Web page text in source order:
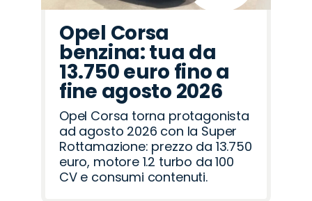
Opel Corsa
benzina: tua da
13.750 euro fino a
fine agosto 2026
Opel Corsa torna protagonista
ad agosto 2026 con la Super
Rottamazione: prezzo da 13.750
euro, motore 1.2 turbo da 100
CV e consumi contenuti.